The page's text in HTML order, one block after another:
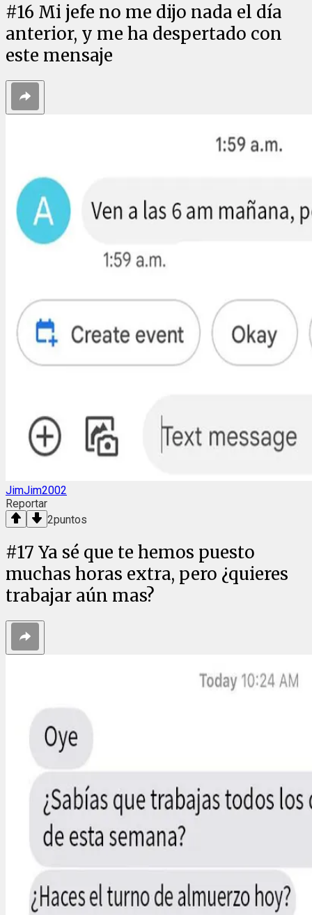
#16 Mi jefe no me dijo nada el día
anterior, y me ha despertado con
este mensaje
JimJim2002
Reportar
2puntos
#17 Ya sé que te hemos puesto
muchas horas extra, pero ¿quieres
trabajar aún mas?